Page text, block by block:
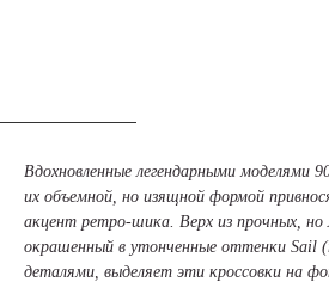
Вдохновленные легендарными моделями
их объемной, но изящной формой
акцент ретро-шика. Верх из прочных, но
окрашенный в утонченные оттенки Sail
деталями, выделяет эти кроссовки на